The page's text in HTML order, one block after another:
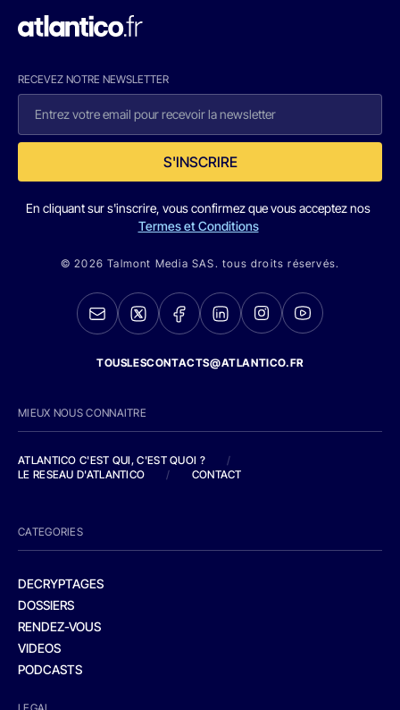
RECEVEZ NOTRE NEWSLETTER
S'INSCRIRE
En cliquant sur s'inscrire, vous confirmez que vous acceptez nos
Termes et Conditions
© 2026 Talmont Media SAS. tous droits réservés.
TOUSLESCONTACTS@ATLANTICO.FR
MIEUX NOUS CONNAITRE
ATLANTICO C'EST QUI, C'EST QUOI ?
/
LE RESEAU D'ATLANTICO
/ CONTACT
CATEGORIES
DECRYPTAGES
DOSSIERS
RENDEZ-VOUS
VIDEOS
PODCASTS